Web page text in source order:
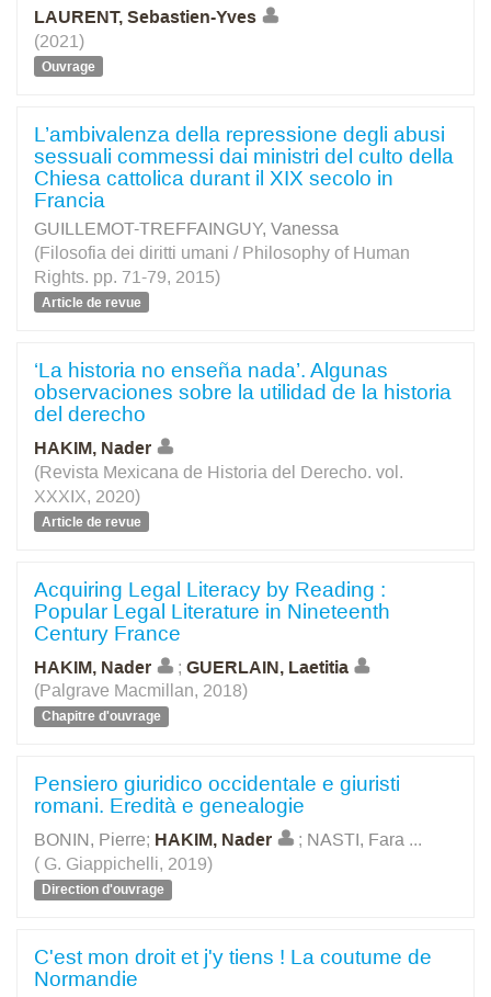
LAURENT, Sebastien-Yves
(2021)
Ouvrage
L’ambivalenza della repressione degli abusi
sessuali commessi dai ministri del culto della
Chiesa cattolica durant il XIX secolo in
Francia
GUILLEMOT-TREFFAINGUY, Vanessa
(Filosofia dei diritti umani / Philosophy of Human
Rights. pp. 71-79, 2015)
Article de revue
‘La historia no enseña nada’. Algunas
observaciones sobre la utilidad de la historia
del derecho
HAKIM, Nader
(Revista Mexicana de Historia del Derecho. vol.
XXXIX, 2020)
Article de revue
Acquiring Legal Literacy by Reading :
Popular Legal Literature in Nineteenth
Century France
HAKIM, Nader ; GUERLAIN, Laetitia
(Palgrave Macmillan, 2018)
Chapitre d'ouvrage
Pensiero giuridico occidentale e giuristi
romani. Eredità e genealogie
BONIN, Pierre; HAKIM, Nader ; NASTI, Fara ...
(‎ G. Giappichelli, 2019)
Direction d'ouvrage
C'est mon droit et j'y tiens ! La coutume de
Normandie